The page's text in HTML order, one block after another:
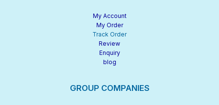
My Account
My Order
Track Order
Review
Enquiry
blog
GROUP COMPANIES